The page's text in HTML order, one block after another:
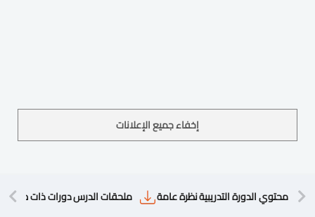
إخفاء جميع الإعلانات
محتوي الدورة التدريبيةنظرة عامة ملحقات الدرسدورات ذات صلة